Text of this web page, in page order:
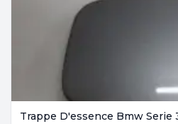
Trappe D'essence Bmw Serie